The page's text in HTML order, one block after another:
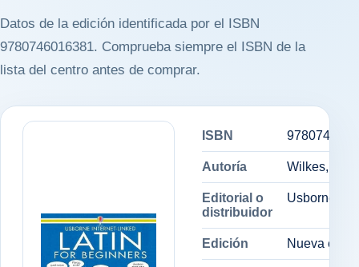
Datos de la edición identificada por el ISBN
9780746016381. Comprueba siempre el ISBN de la
lista del centro antes de comprar.
ISBN
Autoría Wilkes,
Editorial o
distribuidor
Usborne
Edición Nueva